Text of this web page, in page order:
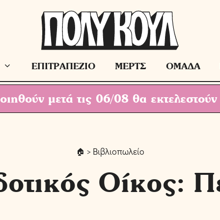
ΕΠΙΤΡΑΠΕΖΙΟ ΜΕΡΤΣ ΟΜΑΔΑ
μετά τις 06/08 θα
> Βιβλιοπωλείο
Οίκος: